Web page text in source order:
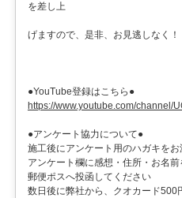
を差し上
げますので、是非、お見逃しなく！
●YouTube登録はこちら●
https://www.youtube.com/channel/
●アンケート協力について●
施工後にアンケート用のハガキをお
アンケート欄に感想・住所・お名前
郵便ポスへ投函してください
数日後に弊社から、クオカード500